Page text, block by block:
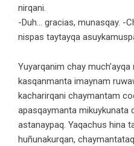
nirqani.
-Duh… gracias, munasqay. -
nispas taytayqa
Yuyarqanim chay
kasqanmanta imaynam
kacharirqani chaymantam
apasqaymanta mikuykunata
astanaypaq. Yaqachus hina
huñunakurqan,